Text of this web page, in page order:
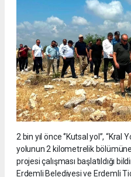
2 bin yıl önce ‘’Kutsal yol’’,
yolunun 2 kilometrelik
projesi çalışması başlatıldığı
Erdemli Belediyesi ve Erdemli